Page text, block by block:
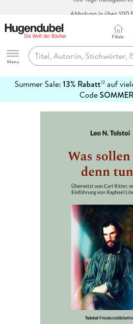
Hugendubel
Menu
Filiale
Summer Sale: 13% Rabatt12auf
Code
erfahren